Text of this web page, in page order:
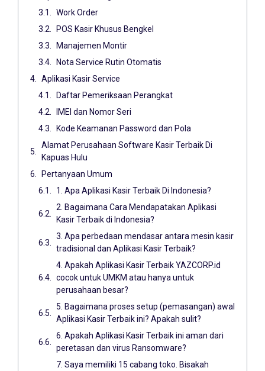
Work Order
POS Kasir Khusus Bengkel
Manajemen Montir
Nota Service Rutin Otomatis
Aplikasi Kasir Service
Daftar Pemeriksaan Perangkat
IMEI dan Nomor Seri
Kode Keamanan Password dan Pola
Alamat Perusahaan Software Kasir Terbaik Di
Kapuas Hulu
Pertanyaan Umum
1. Apa Aplikasi Kasir Terbaik Di Indonesia?
2. Bagaimana Cara Mendapatakan Aplikasi
Kasir Terbaik di Indonesia?
3. Apa perbedaan mendasar antara mesin kasir
tradisional dan Aplikasi Kasir Terbaik?
4. Apakah Aplikasi Kasir Terbaik YAZCORP.id
cocok untuk UMKM atau hanya untuk
perusahaan besar?
5. Bagaimana proses setup (pemasangan) awal
Aplikasi Kasir Terbaik ini? Apakah sulit?
6. Apakah Aplikasi Kasir Terbaik ini aman dari
peretasan dan virus Ransomware?
7. Saya memiliki 15 cabang toko. Bisakah